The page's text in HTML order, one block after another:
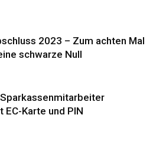
2023 – Zum achten Mal
schwarze Null
EC-Karte und PIN